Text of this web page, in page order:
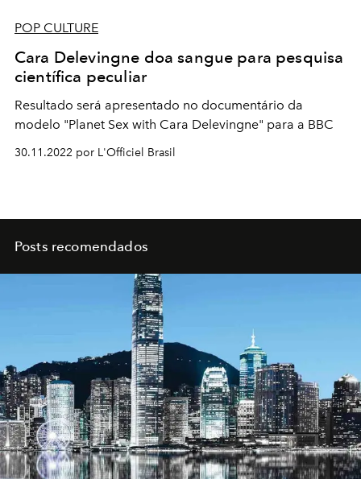
POP CULTURE
Cara Delevingne doa sangue para pesquisa
científica peculiar
Resultado será apresentado no documentário da
modelo "Planet Sex with Cara Delevingne" para a BBC
30.11.2022 por L'Officiel Brasil
Posts recomendados